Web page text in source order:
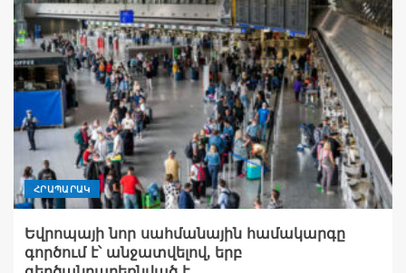
ՀՐԱՊԱՐԱԿ
Եվրոպայի նոր սահմանային համակարգը
գործում է՝ անջատվելով, երբ